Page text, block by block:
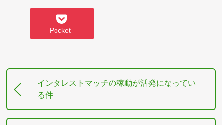
Pocket
インタレストマッチの稼動が活発になってい
る件